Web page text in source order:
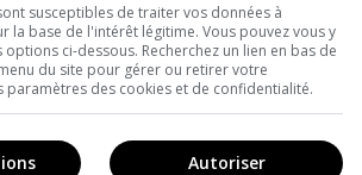
susceptibles de traiter vos données à
la base de l'intérêt légitime. Vous pouvez vous y
ci-dessous. Recherchez un lien en bas de
du site pour gérer ou retirer votre
paramètres des cookies et de confidentialité.
Autoriser